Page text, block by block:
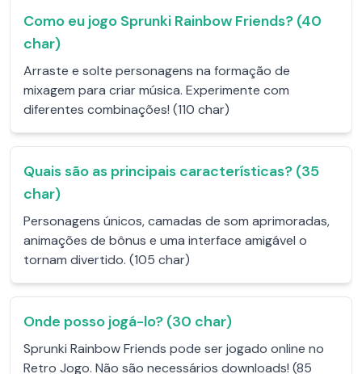
Como eu jogo Sprunki Rainbow Friends? (40
char)
Arraste e solte personagens na formação de
mixagem para criar música. Experimente com
diferentes combinações! (110 char)
Quais são as principais características? (35
char)
Personagens únicos, camadas de som aprimoradas,
animações de bônus e uma interface amigável o
tornam divertido. (105 char)
Onde posso jogá-lo? (30 char)
Sprunki Rainbow Friends pode ser jogado online no
Retro Jogo. Não são necessários downloads! (85